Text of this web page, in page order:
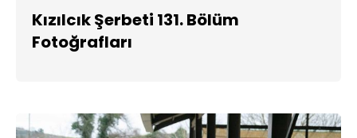
Kızılcık Şerbeti 131. Bölüm
Fotoğrafları